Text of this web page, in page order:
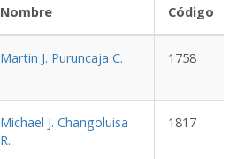
Nombre Código
Martin J. Puruncaja C. 1758
Michael J. Changoluisa
R.
1817